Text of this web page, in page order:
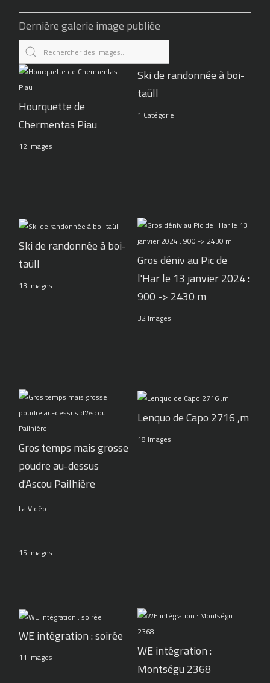
Dernière galerie image publiée
Hourquette de
Chermentas Piau
12 Images
Ski de randonnée à boi-
taüll
1 Catégorie
Ski de randonnée à boi-
taüll
13 Images
Gros déniv au Pic de
l'Har le 13 janvier 2024 :
900 -> 2430 m
32 Images
Gros temps mais grosse
poudre au-dessus
d'Ascou Pailhière
La Vidéo :
15 Images
Lenquo de Capo 2716 ,m
18 Images
WE intégration : soirée
11 Images
WE intégration :
Montségu 2368